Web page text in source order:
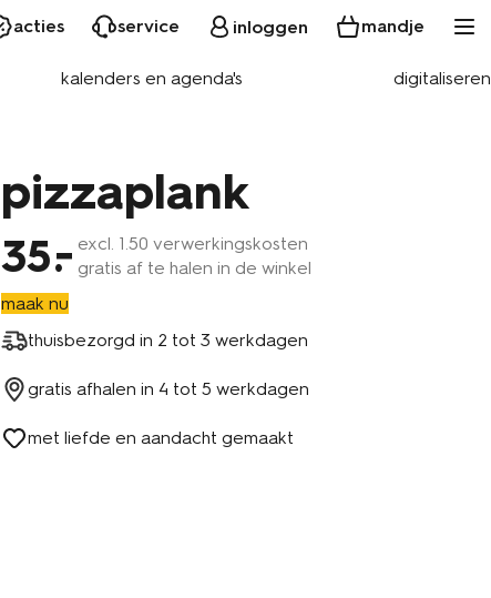
acties service inloggen mandje
kalenders en agenda's digitaliseren
pizzaplank
35 excl. 1.50 verwerkingskosten
gratis af te halen in de winkel
maak nu
thuisbezorgd in 2 tot 3 werkdagen
gratis afhalen in 4 tot 5 werkdagen
met liefde en aandacht gemaakt